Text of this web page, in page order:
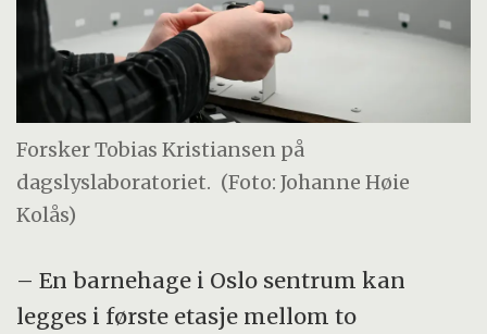
Forsker Tobias Kristiansen på
dagslyslaboratoriet. (Foto: Johanne Høie
Kolås)
– En barnehage i Oslo sentrum kan
legges i første etasje mellom to